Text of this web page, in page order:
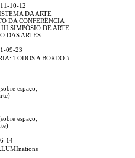
10-12
DA ARTE
DA CONFERÊNCIA
SIMPÓSIO DE ARTE
DAS ARTES
09-23
TODOS A BORDO #
espaço,
espaço,
14